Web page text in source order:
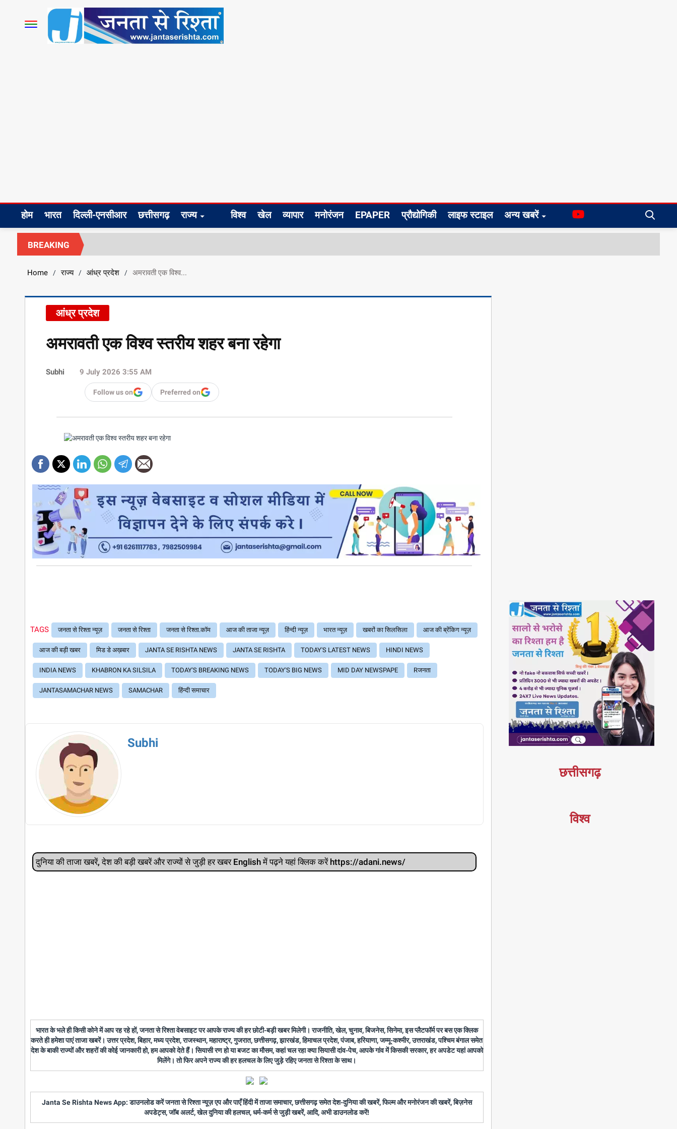
होम भारत दिल्ली-एनसीआर छत्तीसगढ़ राज्य विश्व खेल व्यापार मनोरंजन EPAPER प्रौद्योगिकी लाइफ स्टाइल अन्य खबरें
BREAKING
Home / राज्य / आंध्र प्रदेश / अमरावती एक विश्व...
आंध्र प्रदेश
अमरावती एक विश्व स्तरीय शहर बना रहेगा
Subhi 9 July 2026 3:55 AM
Follow us on Preferred on
TAGS जनता से रिश्ता न्यूज़ जनता से रिश्ता जनता से रिश्ता.कॉम आज की ताजा न्यूज़ हिंन्दी न्यूज़ भारत न्यूज़ खबरों का सिलसिला आज की ब्रेंकिग न्यूज़
आज की बड़ी खबर मिड डे अख़बार JANTA SE RISHTA NEWS JANTA SE RISHTA TODAY'S LATEST NEWS HINDI NEWS
INDIA NEWS KHABRON KA SILSILA TODAY'S BREAKING NEWS TODAY'S BIG NEWS MID DAY NEWSPAPE Rजनता
JANTASAMACHAR NEWS SAMACHAR हिंन्दी समाचार
Subhi
दुनिया की ताजा खबरें, देश की बड़ी खबरें और राज्‍यों से जुड़ी हर खबर English में पढ़ने यहां क्लिक करें https://adani.news/
भारत के भले ही किसी कोने में आप रह रहे हों, जनता से रिश्ता वेबसाइट पर आपके राज्य की हर छोटी-बड़ी खबर मिलेगी। राजनीति, खेल, चुनाव, बिजनेस, सिनेमा, इस प्लैटफॉर्म पर बस एक क्लिक
करते ही हमेशा पाएं ताजा खबरें। उत्तर प्रदेश, बिहार, मध्य प्रदेश, राजस्थान, महाराष्ट्र, गुजरात, छत्तीसगढ़, झारखंड, हिमाचल प्रदेश, पंजाब, हरियाणा, जम्मू-कश्मीर, उत्तराखंड, पश्चिम बंगाल समेत
देश के बाकी राज्यों और शहरों की कोई जानकारी हो, हम आपको देते हैं। सियासी रण हो या बजट का मौसम, कहां चल रहा क्या सियासी दांव-पेच, आपके गांव में किसकी सरकार, हर अपडेट यहां आपको
मिलेंगे। तो फिर अपने राज्य की हर हलचल के लिए जुड़े रहिए जनता से रिश्ता के साथ।
Janta Se Rishta News App: डाउनलोड करें जनता से रिश्ता न्यूज़ एप और पाएँ हिंदी में ताजा समाचार, छत्तीसगढ़ समेत देश-दुनिया की खबरें, फिल्म और मनोरंजन की खबरें, बिज़नेस
अपडेट्स, जॉब अलर्ट, खेल दुनिया की हलचल, धर्म-कर्म से जुड़ी खबरें, आदि, अभी डाउनलोड करें!
छत्तीसगढ़
विश्व